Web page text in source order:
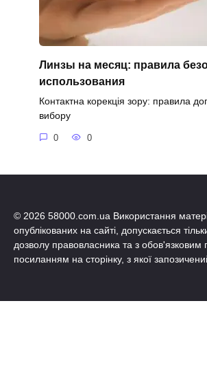
Линзы на месяц: правила
использования
Контактна корекція зору: правила
вибору
0 0
© 2026 58000.com.ua Використання
опублікованих на сайті, допускається
дозволу правовласника та з
посиланням на сторінку, з якої